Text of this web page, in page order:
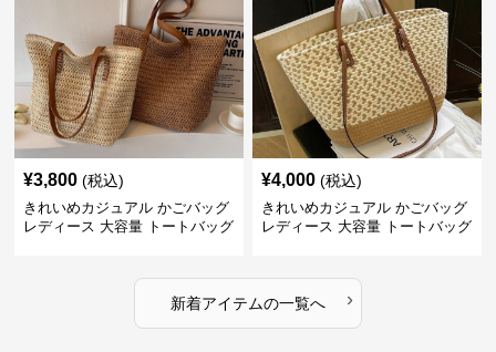
¥3,800 (税込)
きれいめカジュアル かごバッグ
レディース 大容量 トートバッグ
¥4,000 (税込)
きれいめカジュアル かごバッグ
レディース 大容量 トートバッグ
新着アイテムの一覧へ ›